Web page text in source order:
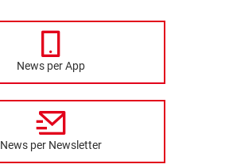
News per App
News per Newsletter